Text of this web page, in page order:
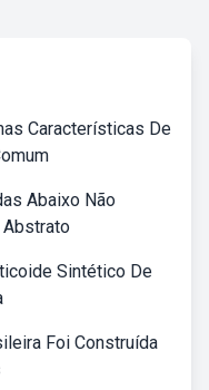
Características De
Abaixo Não
Abstrato
Sintético De
Foi Construída